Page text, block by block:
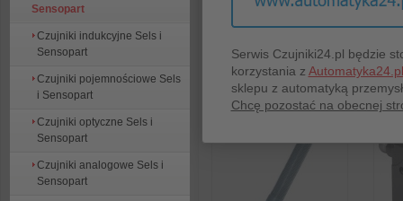
Sensopart
Czujniki indukcyjne Sels i
Sensopart
Czujniki pojemnościowe Sels
i Sensopart
Czujniki optyczne Sels i
Sensopart
Czujniki analogowe Sels i
Sensopart
Produktów w grupie:
441
Czujniki indukcyjne Sels i
Sensopart
Serwis Czujniki24.pl będzie
korzystania z Automatyka24.pl
sklepu z automatyką
Chcę pozostać na obecnej